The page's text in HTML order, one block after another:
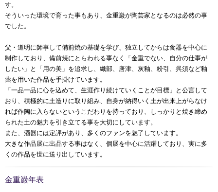
す。
そういった環境で育った事もあり、金重巌が陶芸家となるのは必然の事
でした。
父・道明に師事して備前焼の基礎を学び、独立してからは食器を中心に
制作しており、備前焼にとらわれる事なく「金重でない、自分の仕事が
したい」と「用の美」を追求し、織部、唐津、灰釉、粉引、呉須など釉
薬を用いた作品を手掛けています。
「一品一品に心を込めて、生涯作り続けていくことが目標」と公言して
おり、積極的に土造りに取り組み、自身が納得いく土が出来上がらなけ
れば作陶に入らないというこだわりを持っており、しっかりと焼き締め
られた土の魅力を引き立てる事を大切にしています。
また、酒器には定評があり、多くのファンを魅了しています。
大きな作品展に出品する事はなく、個展を中心に活躍しており、実に多
くの作品を世に送り出しています。
金重巌年表